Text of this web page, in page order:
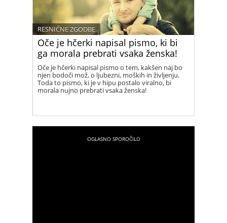
Oče je hčerki napisal pismo, ki bi
ga morala prebrati vsaka ženska!
RESNIČNE ZGODBE
Oče je hčerki napisal pismo o tem, kakšen naj bo
njen bodoči mož, o ljubezni, moških in življenju.
Toda to pismo, ki je v hipu postalo viralno, bi
morala nujno prebrati vsaka ženska!